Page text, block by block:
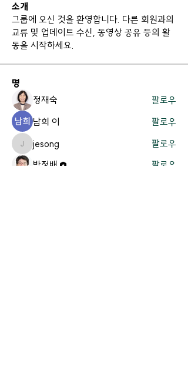
소개
그룹에 오신 것을 환영합니다. 다른 회원과의
교류 및 업데이트 수신, 동영상 공유 등의 활
동을 시작하세요.
명
정재숙
팔로우
남희 이
팔로우
jesongjesong
팔로우
박정배
팔로우